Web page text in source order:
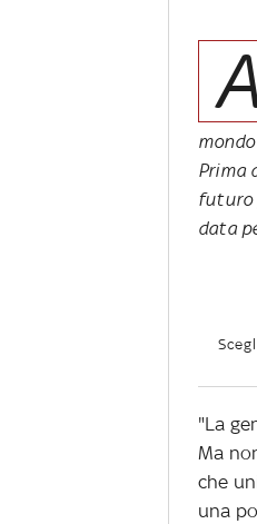
Prima
futuro
data
"La
Ma
che
una